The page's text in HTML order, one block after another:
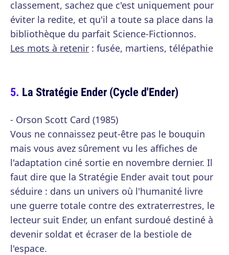
classement, sachez que c'est uniquement pour
éviter la redite, et qu'il a toute sa place dans la
bibliothèque du parfait Science-Fictionnos.
Les mots à retenir : fusée, martiens, télépathie
La Stratégie Ender (Cycle d'Ender)
- Orson Scott Card (1985)
Vous ne connaissez peut-être pas le bouquin
mais vous avez sûrement vu les affiches de
l'adaptation ciné sortie en novembre dernier. Il
faut dire que la Stratégie Ender avait tout pour
séduire : dans un univers où l'humanité livre
une guerre totale contre des extraterrestres, le
lecteur suit Ender, un enfant surdoué destiné à
devenir soldat et écraser de la bestiole de
l'espace.